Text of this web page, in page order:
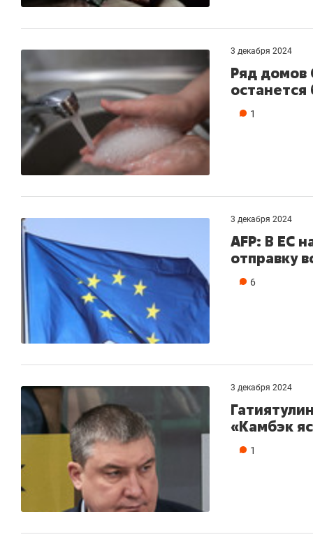
3 декабря 2024
Ряд домов
1
3 декабря 2024
AFP: В ЕС
отправку
6
3 декабря 2024
«Камбэк
1